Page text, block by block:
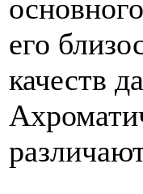
его
качеств